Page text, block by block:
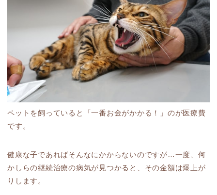
ペットを飼っていると「一番お金がかかる！」のが医療費
です。
健康な子であればそんなにかからないのですが…一度、何
かしらの継続治療の病気が見つかると、その金額は爆上が
りします。